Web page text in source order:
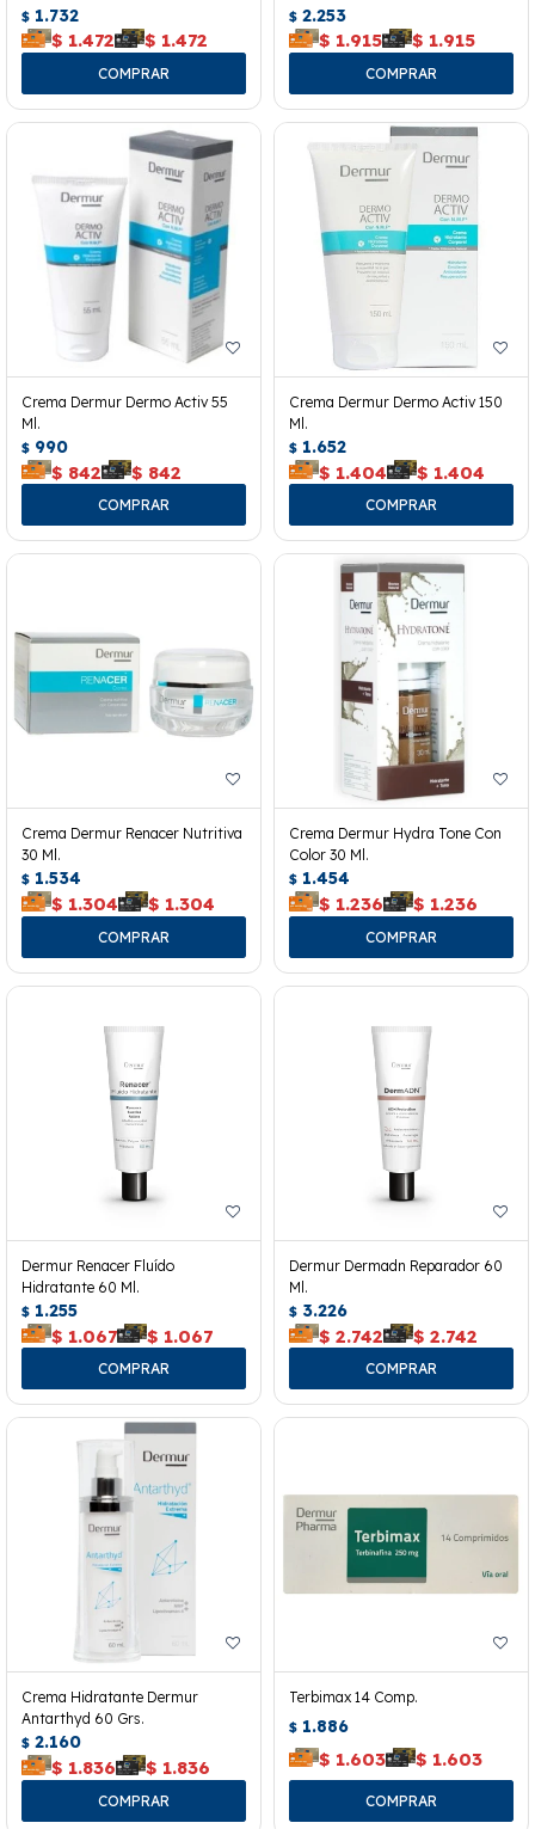
$ 1.732
$ 1.472 $ 1.472
$ 2.253
$ 1.915 $ 1.915
Crema Dermur Dermo Activ 55
Ml.
$ 990
$ 842 $ 842
Crema Dermur Dermo Activ 150
Ml.
$ 1.652
$ 1.404 $ 1.404
Crema Dermur Renacer Nutritiva
30 Ml.
$ 1.534
$ 1.304 $ 1.304
Crema Dermur Hydra Tone Con
Color 30 Ml.
$ 1.454
$ 1.236 $ 1.236
Dermur Renacer Fluído
Hidratante 60 Ml.
$ 1.255
$ 1.067 $ 1.067
Dermur Dermadn Reparador 60
Ml.
$ 3.226
$ 2.742 $ 2.742
Crema Hidratante Dermur
Antarthyd 60 Grs.
$ 2.160
$ 1.836 $ 1.836
Terbimax 14 Comp.
$ 1.886
$ 1.603 $ 1.603